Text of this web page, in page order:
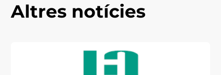
Altres notícies